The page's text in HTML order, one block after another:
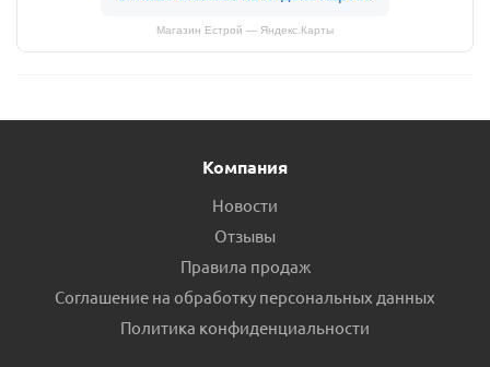
Магазин Естрой — Яндекс.Карты
Компания
Новости
Отзывы
Правила продаж
Соглашение на обработку персональных данных
Политика конфиденциальности